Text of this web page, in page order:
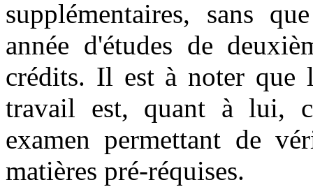
supplémentaires, sans
année d'études de
crédits. Il est à noter que
travail est, quant à lui,
examen permettant de
matières pré-réquises.